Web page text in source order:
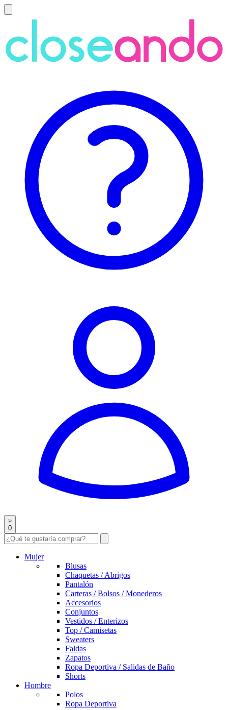
0
Mujer
Blusas
Chaquetas / Abrigos
Pantalón
Carteras / Bolsos / Monederos
Accesorios
Conjuntos
Vestidos / Enterizos
Top / Camisetas
Sweaters
Faldas
Zapatos
Ropa Deportiva / Salidas de Baño
Shorts
Hombre
Polos
Ropa Deportiva